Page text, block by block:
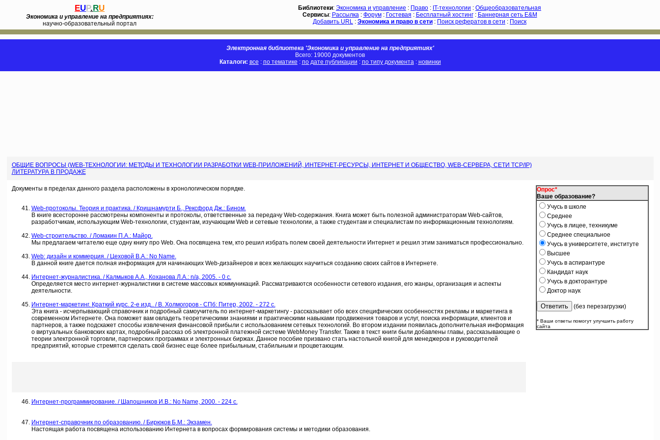
EUP.RU
Экономика и управление на предприятиях:
научно-образовательный портал
Библиотеки: Экономика и управление : Право : IT-технологии : Общеобразовательная
Сервисы: Рассылка: Форум: Гостевая : Бесплатный хостинг: Баннерная сеть E&M
Добавить URL : Экономика и право в сети : Поиск рефератов в сети : Поиск
Электронная библиотека 'Экономика и управление на предприятиях'
Всего: 19000 документов
Каталоги: все : по тематике : по дате публикации : по типу документа: новинки
ОБЩИЕ ВОПРОСЫ (WEB-ТЕХНОЛОГИИ: МЕТОДЫ И ТЕХНОЛОГИИ РАЗРАБОТКИ WEB-ПРИЛОЖЕНИЙ, ИНТЕРНЕТ-РЕСУРСЫ, ИНТЕРНЕТ И ОБЩЕСТВО, WEB-СЕРВЕРА, СЕТИ TCP/IP)
ЛИТЕРАТУРА В ПРОДАЖЕ
Документы в пределах данного раздела расположены в хронологическом порядке.
Web-протоколы. Теория и практика. / Кришнамурти Б., Рексфорд Дж.: Бином.
В книге всесторонне рассмотрены компоненты и протоколы, ответственные за передачу Web-содержания. Книга может быть полезной администраторам Web-сайтов,
разработчикам, использующим Web-технологии, студентам, изучающим Web и сетевые технологии, а также студентам и специалистам по информационным технологиям.
Web-строительство. / Ломакин П.А.: Майор.
Мы предлагаем читателю еще одну книгу про Web. Она посвящена тем, кто решил избрать полем своей деятельности Интернет и решил этим заниматься профессионально.
Web: дизайн и коммерция. / Цеховой В.А.: No Name.
В данной книге дается полная информация для начинающих Web-дизайнеров и всех желающих научиться созданию своих сайтов в Интернете.
Интернет-журналистика. / Калмыков А.А., Коханова Л.А.: n/a, 2005. - 0 c.
Определяется место интернет-журналистики в системе массовых коммуникаций. Рассматриваются особенности сетевого издания, его жанры, организация и аспекты
деятельности.
Интернет-маркетинг. Краткий курс. 2-е изд.. / В. Холмогоров - СПб: Питер, 2002. - 272 с.
Эта книга - исчерпывающий справочник и подробный самоучитель по интернет-маркетингу - рассказывает обо всех специфических особенностях рекламы и маркетинга в
современном Интернете. Она поможет вам овладеть теоретическими знаниями и практическими навыками продвижения товаров и услуг, поиска информации, клиентов и
партнеров, а также подскажет способы извлечения финансовой прибыли с использованием сетевых технологий. Во втором издании появилась дополнительная информация
о виртуальных банковских картах, подробный рассказ об электронной платежной системе WebMoney Transfer. Также в текст книги были добавлены главы, рассказывающие о
теории электронной торговли, партнерских программах и электронных биржах. Данное пособие призвано стать настольной книгой для менеджеров и руководителей
предприятий, которые стремятся сделать свой бизнес еще более прибыльным, стабильным и процветающим.
Интернет-программирование. / Шапошников И.В.: No Name, 2000. - 224 c.
Интернет-справочник по образованию. / Бирюков Б.М.: Экзамен.
Настоящая работа посвящена использованию Интернета в вопросах формирования системы и методики образования.
Опрос*
Ваше образование?
Учусь в школе
Среднее
Учусь в лицее, техникуме
Среднее специальное
Учусь в университете, институте
Высшее
Учусь в аспирантуре
Кандидат наук
Учусь в докторантуре
Доктор наук
(без перезагрузки)
* Ваши ответы помогут улучшить работу
сайта